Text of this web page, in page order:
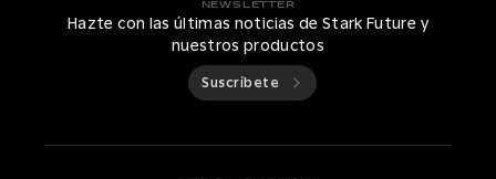
NEWSLETTER
Hazte con las últimas noticias de Stark Future y
nuestros productos
Suscríbete